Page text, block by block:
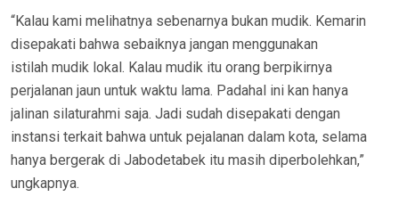
“Kalau kami melihatnya sebenarnya bukan mudik. Kemarin
disepakati bahwa sebaiknya jangan menggunakan
istilah mudik lokal. Kalau mudik itu orang berpikirnya
perjalanan jaun untuk waktu lama. Padahal ini kan hanya
jalinan silaturahmi saja. Jadi sudah disepakati dengan
instansi terkait bahwa untuk pejalanan dalam kota, selama
hanya bergerak di Jabodetabek itu masih diperbolehkan,”
ungkapnya.